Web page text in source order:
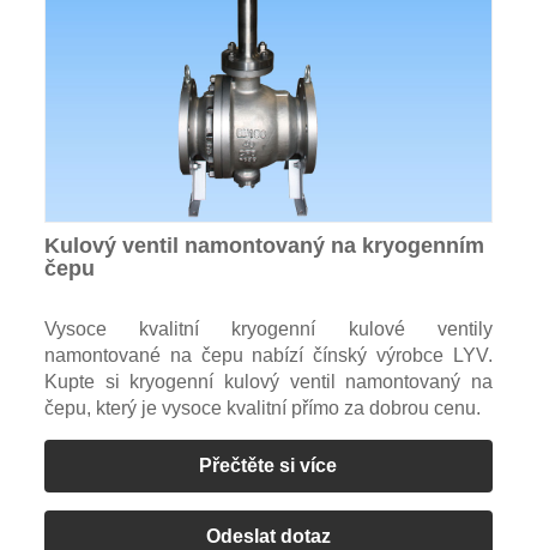
Kulový ventil namontovaný na kryogenním
čepu
Vysoce kvalitní kryogenní kulové ventily
namontované na čepu nabízí čínský výrobce LYV.
Kupte si kryogenní kulový ventil namontovaný na
čepu, který je vysoce kvalitní přímo za dobrou cenu.
Přečtěte si více
Odeslat dotaz